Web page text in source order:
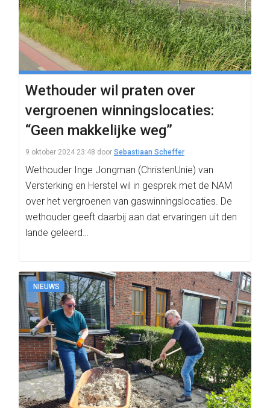
Wethouder wil praten over
vergroenen winningslocaties:
“Geen makkelijke weg”
9 oktober 2024 23:48 door Sebastiaan Scheffer
Wethouder Inge Jongman (ChristenUnie) van
Versterking en Herstel wil in gesprek met de NAM
over het vergroenen van gaswinningslocaties. De
wethouder geeft daarbij aan dat ervaringen uit den
lande geleerd…
NIEUWS